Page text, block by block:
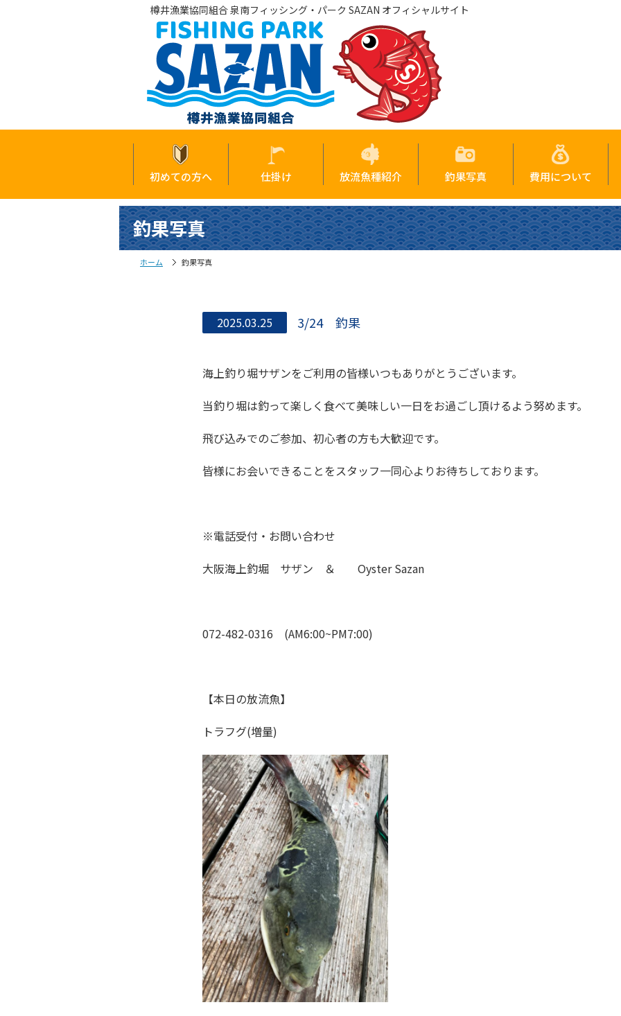
樽井漁業協同組合 泉南フィッシング・パーク SAZAN オフィシャルサイト
初めての方へ 仕掛け 放流魚種紹介 釣果写真 費用について
釣果写真
ホーム 釣果写真
2025.03.25 3/24 釣果
海上釣り堀サザンをご利用の皆様いつもありがとうございます。
当釣り堀は釣って楽しく食べて美味しい一日をお過ごし頂けるよう努めます。
飛び込みでのご参加、初心者の方も大歓迎です。
皆様にお会いできることをスタッフ一同心よりお待ちしております。
※電話受付・お問い合わせ
大阪海上釣堀 サザン ＆ Oyster Sazan
072-482-0316 (AM6:00~PM7:00)
【本日の放流魚】
トラフグ(増量)